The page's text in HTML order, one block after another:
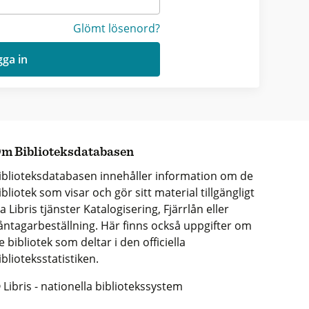
Glömt lösenord?
in
Biblioteksdatabasen
innehåller information om de
som visar och gör sitt material tillgängligt
Libris tjänster Katalogisering, Fjärrlån eller
Här finns också uppgifter om
bibliotek som deltar i den officiella
- nationella bibliotekssystem